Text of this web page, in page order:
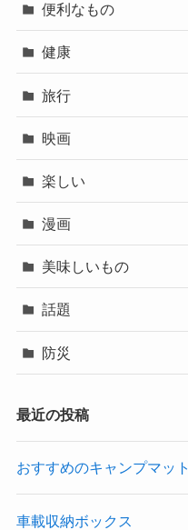
便利なもの
健康
旅行
映画
楽しい
漫画
美味しいもの
話題
防災
最近の投稿
おすすめのキャンプマット
車載収納ボックス